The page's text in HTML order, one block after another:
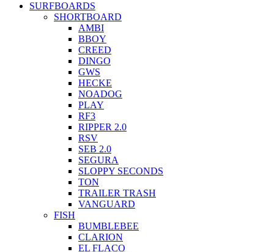
SURFBOARDS
SHORTBOARD
AMBI
BBOY
CREED
DINGO
GWS
HECKE
NOADOG
PLAY
RF3
RIPPER 2.0
RSV
SEB 2.0
SEGURA
SLOPPY SECONDS
TON
TRAILER TRASH
VANGUARD
FISH
BUMBLEBEE
CLARION
EL FLACO